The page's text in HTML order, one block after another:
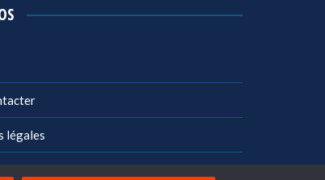
légales
de confidentialité